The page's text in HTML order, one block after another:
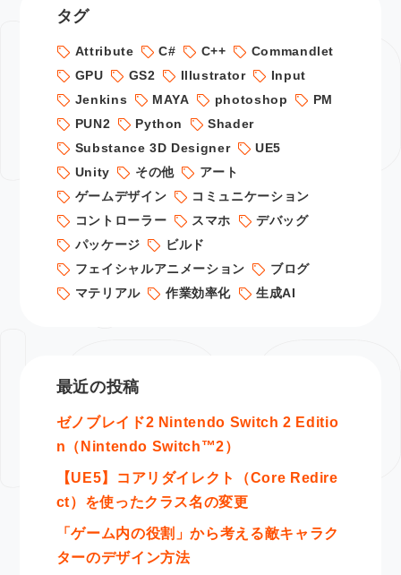
タグ
Attribute C# C++
Commandlet
GPU
GS2 Illustrator
Input
Jenkins
MAYA photoshop
PM
PUN2
Python
Shader
Substance 3D Designer
UE5
Unity
その他
アート
ゲームデザイン
コミュニケーション
コントローラー
スマホ
デバッグ
パッケージ
ビルド
フェイシャルアニメーション
ブログ
マテリアル
作業効率化 生成AI
最近の投稿
ゼノブレイド2 Nintendo Switch 2 Editio
n（Nintendo Switch™2）
【UE5】コアリダイレクト（Core Redire
ct）を使ったクラス名の変更
「ゲーム内の役割」から考える敵キャラク
ターのデザイン方法